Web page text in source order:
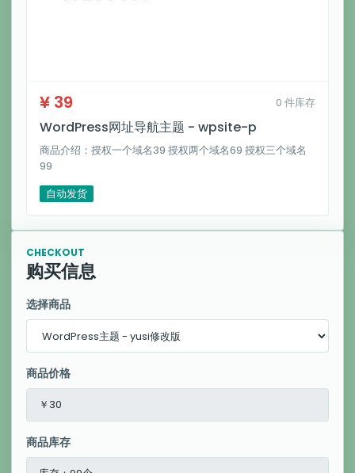
¥ 39 0 件库存
WordPress网址导航主题 - wpsite-p
商品介绍：授权一个域名39 授权两个域名69 授权三个域名
99
自动发货
CHECKOUT
购买信息
选择商品
商品价格
商品库存